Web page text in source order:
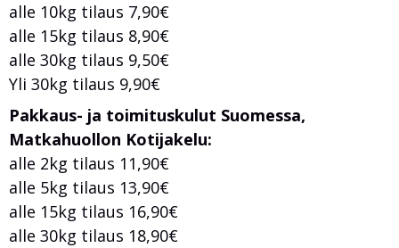
alle 10kg tilaus 7,90€
alle 15kg tilaus 8,90€
alle 30kg tilaus 9,50€
Yli 30kg tilaus 9,90€
Pakkaus- ja toimituskulut Suomessa,
Matkahuollon Kotijakelu:
alle 2kg tilaus 11,90€
alle 5kg tilaus 13,90€
alle 15kg tilaus 16,90€
alle 30kg tilaus 18,90€